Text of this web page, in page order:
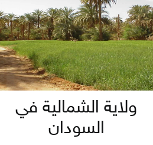
ولاية الشمالية في
السودان